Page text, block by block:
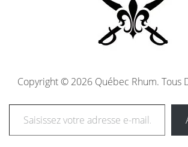
Copyright © 2026 Québec Rhum. Tous